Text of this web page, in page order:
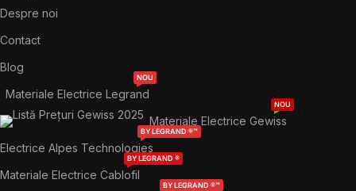
Despre noi
Contact
Blog
Materiale Electrice Legrand
NOU
Materiale Electrice Gewiss
NOU
Electrice Alpes Technologies
BY LEGRAND ®™
Materiale Electrice Cablofil
BY LEGRAND ®
BY LEGRAND ®™